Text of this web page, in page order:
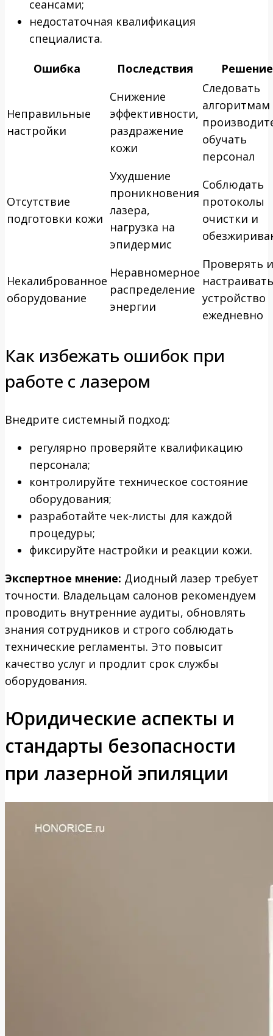
сеансами;
недостаточная квалификация
специалиста.
Ошибка Последствия Решение
Неправильные
настройки
Снижение
эффективности,
раздражение
кожи
Следовать
алгоритмам
обучать
персонал
Отсутствие
подготовки кожи
Ухудшение
проникновения
лазера,
нагрузка на
эпидермис
Соблюдать
протоколы
очистки и
Некалиброванное
оборудование
Неравномерное
распределение
энергии
Проверять и
настраивать
устройство
ежедневно
Как избежать ошибок при
работе с лазером
Внедрите системный подход:
регулярно проверяйте квалификацию
персонала;
контролируйте техническое состояние
оборудования;
разработайте чек-листы для каждой
процедуры;
фиксируйте настройки и реакции кожи.
Экспертное мнение: Диодный лазер требует
точности. Владельцам салонов рекомендуем
проводить внутренние аудиты, обновлять
знания сотрудников и строго соблюдать
технические регламенты. Это повысит
качество услуг и продлит срок службы
оборудования.
Юридические аспекты и
стандарты безопасности
при лазерной эпиляции